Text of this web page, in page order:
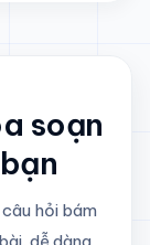
soạn
hỏi bám